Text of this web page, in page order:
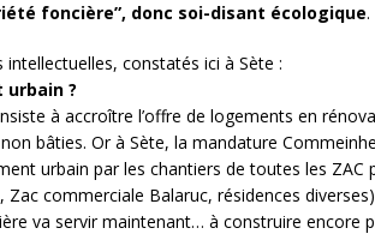
foncière”, donc soi-disant écologique.
constatés ici à Sète :
?
à accroître l’offre de logements en
bâties. Or à Sète, la mandature
urbain par les chantiers de toutes les ZAC
Zac commerciale Balaruc, résidences
va servir maintenant… à construire encore